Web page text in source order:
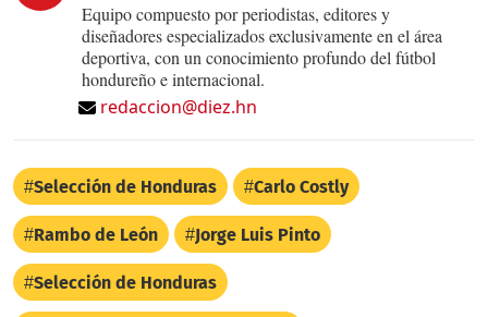
Equipo compuesto por periodistas, editores y
diseñadores especializados exclusivamente en el área
deportiva, con un conocimiento profundo del fútbol
hondureño e internacional.
redaccion@diez.hn
Selección de Honduras Carlo Costly
Rambo de León Jorge Luis Pinto
Selección de Honduras